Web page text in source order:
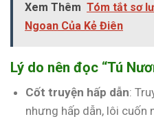
Xem Thêm Tóm tắt sơ
Ngoan Của Kẻ Điên
Lý do nên đọc “Tú
Cốt truyện hấp dẫn:
nhưng hấp dẫn, lôi cuốn